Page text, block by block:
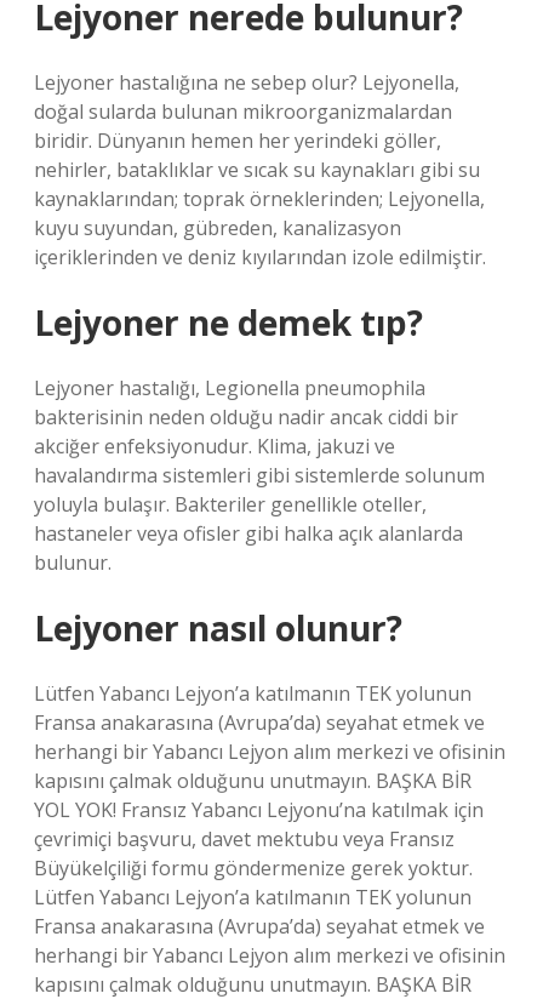
Lejyoner nerede bulunur?
Lejyoner hastalığına ne sebep olur? Lejyonella,
doğal sularda bulunan mikroorganizmalardan
biridir. Dünyanın hemen her yerindeki göller,
nehirler, bataklıklar ve sıcak su kaynakları gibi su
kaynaklarından; toprak örneklerinden; Lejyonella,
kuyu suyundan, gübreden, kanalizasyon
içeriklerinden ve deniz kıyılarından izole edilmiştir.
Lejyoner ne demek tıp?
Lejyoner hastalığı, Legionella pneumophila
bakterisinin neden olduğu nadir ancak ciddi bir
akciğer enfeksiyonudur. Klima, jakuzi ve
havalandırma sistemleri gibi sistemlerde solunum
yoluyla bulaşır. Bakteriler genellikle oteller,
hastaneler veya ofisler gibi halka açık alanlarda
bulunur.
Lejyoner nasıl olunur?
Lütfen Yabancı Lejyon’a katılmanın TEK yolunun
Fransa anakarasına (Avrupa’da) seyahat etmek ve
herhangi bir Yabancı Lejyon alım merkezi ve ofisinin
kapısını çalmak olduğunu unutmayın. BAŞKA BİR
YOL YOK! Fransız Yabancı Lejyonu’na katılmak için
çevrimiçi başvuru, davet mektubu veya Fransız
Büyükelçiliği formu göndermenize gerek yoktur.
Lütfen Yabancı Lejyon’a katılmanın TEK yolunun
Fransa anakarasına (Avrupa’da) seyahat etmek ve
herhangi bir Yabancı Lejyon alım merkezi ve ofisinin
kapısını çalmak olduğunu unutmayın. BAŞKA BİR